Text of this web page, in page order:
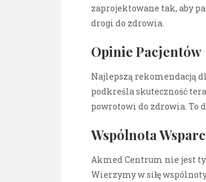
zaprojektowane tak, aby
drogi do zdrowia.
Opinie Pacjentów
Najlepszą rekomendacją
podkreśla skuteczność
powrotowi do zdrowia. To
Wspólnota
Akmed Centrum nie jest
Wierzymy w siłę